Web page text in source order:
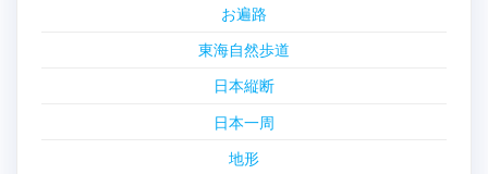
お遍路
東海自然歩道
日本縦断
日本一周
地形